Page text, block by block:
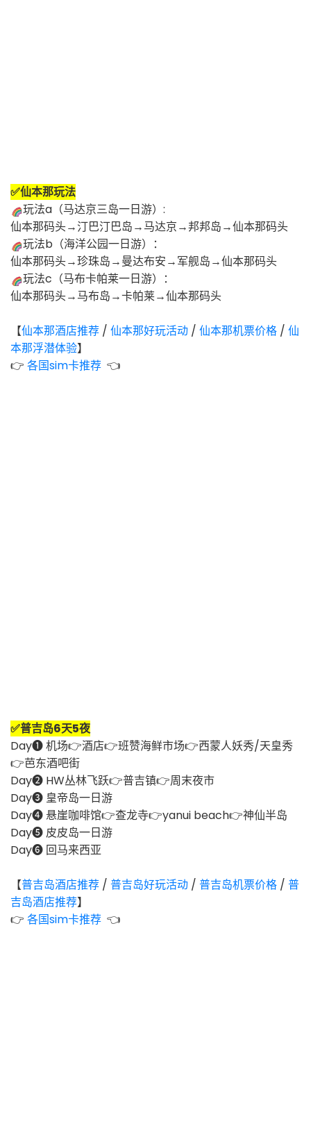
✅仙本那玩法
玩法a（马达京三岛一日游）:
仙本那码头→汀巴汀巴岛→马达京→邦邦岛→仙本那码头
玩法b（海洋公园一日游）：
仙本那码头→珍珠岛→曼达布安→军舰岛→仙本那码头
玩法c（马布卡帕莱一日游）：
仙本那码头→马布岛→卡帕莱→仙本那码头
【仙本那酒店推荐 / 仙本那好玩活动 / 仙本那机票价格 / 仙
本那浮潜体验】
👉 各国sim卡推荐 👈
✅普吉岛6天5夜
Day❶ 机场👉酒店👉班赞海鲜市场👉西蒙人妖秀/天皇秀
👉芭东酒吧街
Day❷ HW丛林飞跃👉普吉镇👉周末夜市
Day❸ 皇帝岛一日游
Day❹ 悬崖咖啡馆👉查龙寺👉yanui beach👉神仙半岛
Day❺ 皮皮岛一日游
Day❻ 回马来西亚
【普吉岛酒店推荐 / 普吉岛好玩活动 / 普吉岛机票价格 / 普
吉岛酒店推荐】
👉 各国sim卡推荐 👈